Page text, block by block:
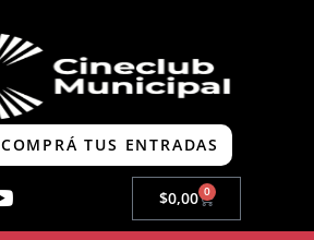
COMPRÁ TUS ENTRADAS
$0,00 0